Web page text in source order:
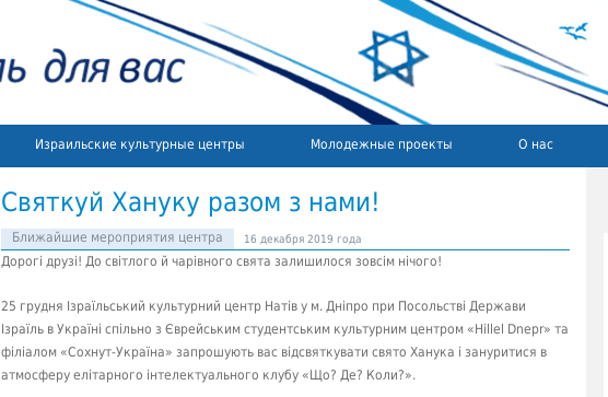
Израильские культурные центры Молодежные проекты О нас
Святкуй Хануку разом з нами!
Ближайшие мероприятия центра 16 декабря 2019 года
Дорогі друзі! До світлого й чарівного свята залишилося зовсім нічого!
25 грудня Ізраїльський культурний центр Натів у м. Дніпро при Посольстві Держави
Ізраїль в Україні спільно з Єврейським студентським культурним центром «Hillel Dnepr» та
філіалом «Сохнут-Україна» запрошують вас відсвяткувати свято Ханука і зануритися в
атмосферу елітарного інтелектуального клубу «Що? Де? Коли?».